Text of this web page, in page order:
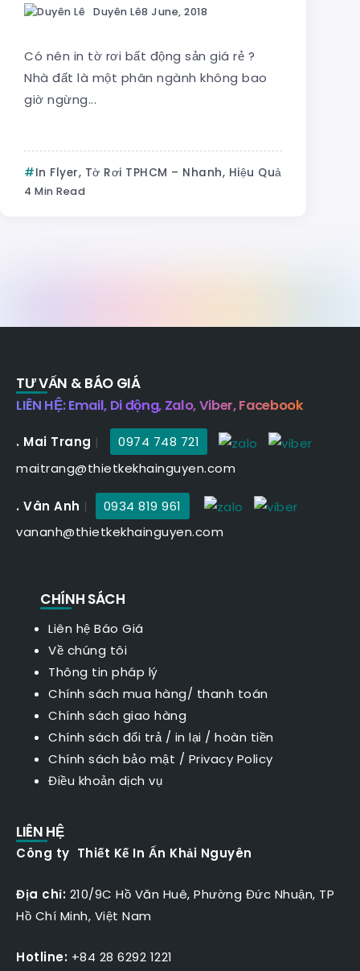
Duyên Lê8 June, 2018
Có nên in tờ rơi bất động sản giá rẻ ?
Nhà đất là một phân ngành không bao
giờ ngừng...
In Flyer, Tờ Rơi TPHCM – Nhanh, Hiệu Quả
4 Min Read
TƯ VẤN & BÁO GIÁ
LIÊN HỆ: Email, Di động, Zalo, Viber, Facebook
. Mai Trang |
0974 748 721
maitrang@thietkekhainguyen.com
. Vân Anh |
0934 819 961
vananh@thietkekhainguyen.com
CHÍNH SÁCH
Liên hệ Báo Giá
Về chúng tôi
Thông tin pháp lý
Chính sách mua hàng/ thanh toán
Chính sách giao hàng
Chính sách đổi trả / in lại / hoàn tiền
Chính sách bảo mật / Privacy Policy
Điều khoản dịch vụ
LIÊN HỆ
Công ty Thiết Kế In Ấn Khải Nguyên
Địa chỉ: 210/9C Hồ Văn Huê, Phường Đức Nhuận, TP
Hồ Chí Minh, Việt Nam
Hotline: +84 28 6292 1221